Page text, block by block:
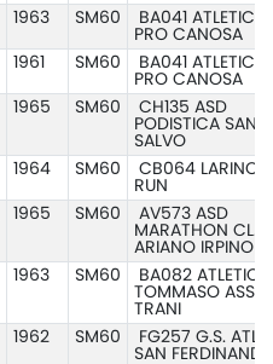
1963 SM60
BA041 ATLETICA
PRO CANOSA
1961 SM60
BA041 ATLETICA
PRO CANOSA
1965 SM60
CH135 ASD
PODISTICA SAN
SALVO
1964 SM60
CB064 LARINO
RUN
1965 SM60
AV573 ASD
MARATHON CL.
ARIANO IRPINO
1963 SM60
BA082 ATLETICA
TOMMASO ASSI
TRANI
1962 SM60
FG257 G.S. ATL.
SAN